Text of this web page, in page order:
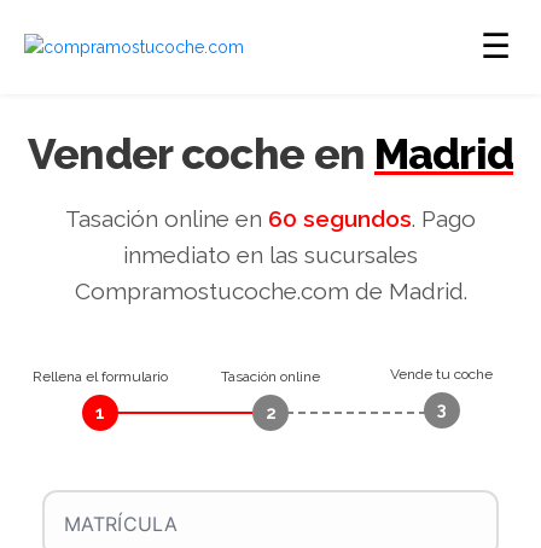
☰
Vender coche en Madrid
Tasación online en 60 segundos. Pago
inmediato en las sucursales
Compramostucoche.com de Madrid.
Rellena el formulario
1
Tasación online
2
Vende tu coche
3